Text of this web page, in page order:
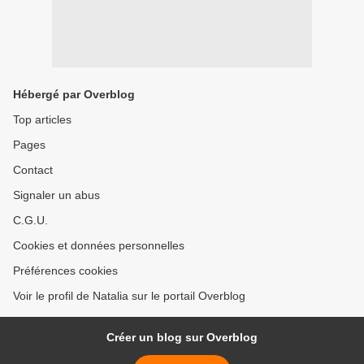
Hébergé par Overblog
Top articles
Pages
Contact
Signaler un abus
C.G.U.
Cookies et données personnelles
Préférences cookies
Voir le profil de Natalia sur le portail Overblog
Créer un blog sur Overblog